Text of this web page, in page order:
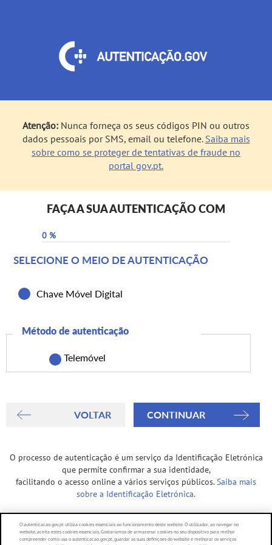
Atenção: Nunca forneça os seus códigos PIN ou outros
dados pessoais por SMS, email ou telefone. Saiba mais
sobre como se proteger de tentativas de fraude no
portal gov.pt.
FAÇA A SUA AUTENTICAÇÃO COM
0 %
SELECIONE O MEIO DE AUTENTICAÇÃO
Chave Móvel Digital
Método de autenticação
Telemóvel
O processo de autenticação é um serviço da Identificação Eletrónica
que permite confirmar a sua identidade,
facilitando o acesso online a vários serviços públicos. Saiba mais
sobre a Identificação Eletrónica.
O autenticacao.gov.pt utiliza cookies essenciais ao funcionamento deste website. O utilizador, ao navegar no
website, aceita estes cookies essenciais. Gostaríamos de armazenar cookies no seu dispositivo para melhor
compreender como usa o autenticacao.gov.pt, guardar as suas definiçoes do website e melhorar os serviços